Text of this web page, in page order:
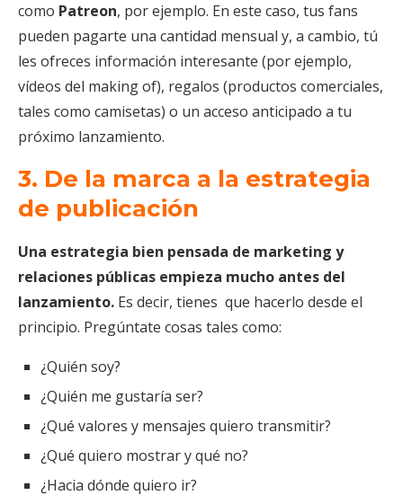
como Patreon, por ejemplo. En este caso, tus fans
pueden pagarte una cantidad mensual y, a cambio, tú
les ofreces información interesante (por ejemplo,
vídeos del making of), regalos (productos comerciales,
tales como camisetas) o un acceso anticipado a tu
próximo lanzamiento.
3. De la marca a la estrategia
de publicación
Una estrategia bien pensada de marketing y
relaciones públicas empieza mucho antes del
lanzamiento. Es decir, tienes que hacerlo desde el
principio. Pregúntate cosas tales como:
¿Quién soy?
¿Quién me gustaría ser?
¿Qué valores y mensajes quiero transmitir?
¿Qué quiero mostrar y qué no?
¿Hacia dónde quiero ir?